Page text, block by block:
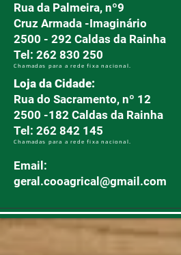
Rua da Palmeira, nº9
Cruz Armada -Imaginário
2500 - 292 Caldas da Rainha
Tel: 262 830 250
Chamadas para a rede fixa nacional.
Loja da Cidade:
Rua do Sacramento, nº 12
2500 -182 Caldas da Rainha
Tel: 262 842 145
Chamadas para a rede fixa nacional.
Email:
geral.cooagrical@gmail.com